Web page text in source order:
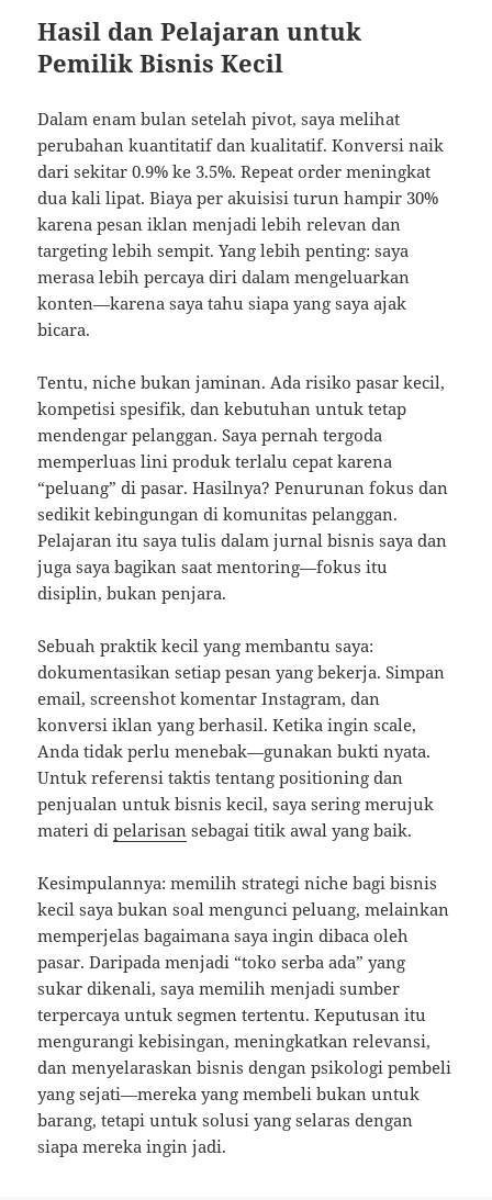
Hasil dan Pelajaran untuk
Pemilik Bisnis Kecil
Dalam enam bulan setelah pivot, saya melihat
perubahan kuantitatif dan kualitatif. Konversi naik
dari sekitar 0.9% ke 3.5%. Repeat order meningkat
dua kali lipat. Biaya per akuisisi turun hampir 30%
karena pesan iklan menjadi lebih relevan dan
targeting lebih sempit. Yang lebih penting: saya
merasa lebih percaya diri dalam mengeluarkan
konten—karena saya tahu siapa yang saya ajak
bicara.
Tentu, niche bukan jaminan. Ada risiko pasar kecil,
kompetisi spesifik, dan kebutuhan untuk tetap
mendengar pelanggan. Saya pernah tergoda
memperluas lini produk terlalu cepat karena
“peluang” di pasar. Hasilnya? Penurunan fokus dan
sedikit kebingungan di komunitas pelanggan.
Pelajaran itu saya tulis dalam jurnal bisnis saya dan
juga saya bagikan saat mentoring—fokus itu
disiplin, bukan penjara.
Sebuah praktik kecil yang membantu saya:
dokumentasikan setiap pesan yang bekerja. Simpan
email, screenshot komentar Instagram, dan
konversi iklan yang berhasil. Ketika ingin scale,
Anda tidak perlu menebak—gunakan bukti nyata.
Untuk referensi taktis tentang positioning dan
penjualan untuk bisnis kecil, saya sering merujuk
materi dipelarisan sebagai titik awal yang baik.
Kesimpulannya: memilih strategi niche bagi bisnis
kecil saya bukan soal mengunci peluang, melainkan
memperjelas bagaimana saya ingin dibaca oleh
pasar. Daripada menjadi “toko serba ada” yang
sukar dikenali, saya memilih menjadi sumber
terpercaya untuk segmen tertentu. Keputusan itu
mengurangi kebisingan, meningkatkan relevansi,
dan menyelaraskan bisnis dengan psikologi pembeli
yang sejati—mereka yang membeli bukan untuk
barang, tetapi untuk solusi yang selaras dengan
siapa mereka ingin jadi.